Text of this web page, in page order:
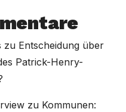
zu Entscheidung über
Patrick-Henry-
zu Kommunen: